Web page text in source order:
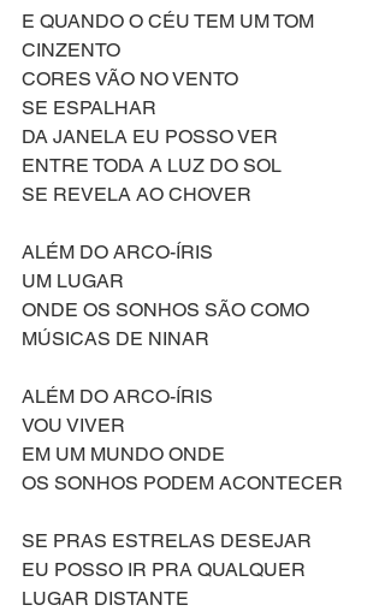
E QUANDO O CÉU TEM UM TOM
CINZENTO
CORES VÃO NO VENTO
SE ESPALHAR
DA JANELA EU POSSO VER
ENTRE TODA A LUZ DO SOL
SE REVELA AO CHOVER
ALÉM DO ARCO-ÍRIS
UM LUGAR
ONDE OS SONHOS SÃO COMO
MÚSICAS DE NINAR
ALÉM DO ARCO-ÍRIS
VOU VIVER
EM UM MUNDO ONDE
OS SONHOS PODEM ACONTECER
SE PRAS ESTRELAS DESEJAR
EU POSSO IR PRA QUALQUER
LUGAR DISTANTE